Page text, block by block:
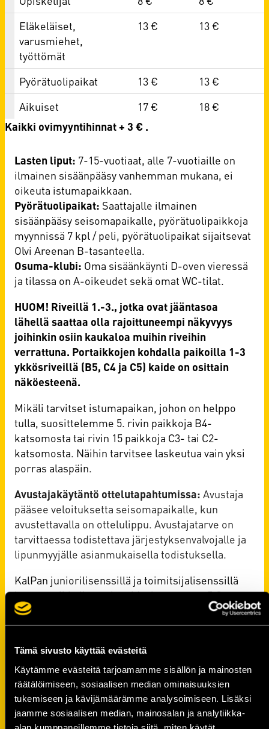
Tämä sivusto käyttää evästeitä
Käytämme evästeitä tarjoamamme sisällön ja mainosten
räätälöimiseen, sosiaalisen median ominaisuuksien
tukemiseen ja kävijämäärämme analysoimiseen. Lisäksi
jaamme sosiaalisen median, mainosalan ja analytiikka-
Eläkeläiset,
varusmiehet,
työttömät
13 € 13 €
Pyörätuolipaikat 13 €
13 €
Aikuiset
17 €
18 €
Kaikki ovimyyntihinnat + 3 € .
Lasten liput: 7-15-vuotiaat, alle 7-vuotiaille on
ilmainen sisäänpääsy vanhemman mukana, ei
oikeuta istumapaikkaan.
Pyörätuolipaikat: Saattajalle ilmainen
sisäänpääsy seisomapaikalle, pyörätuolipaikkoja
myynnissä 7 kpl / peli, pyörätuolipaikat sijaitsevat
Olvi Areenan B-tasanteella.
Osuma-klubi: Oma sisäänkäynti D-oven vieressä
ja tilassa on A-oikeudet sekä omat WC-tilat.
HUOM! Riveillä 1.-3., jotka ovat jääntasoa
lähellä saattaa olla rajoittuneempi näkyvyys
joihinkin osiin kaukaloa muihin riveihin
verrattuna. Portaikkojen kohdalla paikoilla 1-3
ykkösriveillä (B5, C4 ja C5) kaide on osittain
näköesteenä.
Mikäli tarvitset istumapaikan, johon on helppo
tulla, suosittelemme 5. rivin paikkoja B4-
katsomosta tai rivin 15 paikkoja C3- tai C2-
katsomosta. Näihin tarvitsee laskeutua vain yksi
porras alaspäin.
Avustajakäytäntö ottelutapahtumissa: Avustaja
pääsee veloituksetta seisomapaikalle, kun
avustettavalla on ottelulippu. Avustajatarve on
tarvittaessa todistettava järjestyksenvalvojalle ja
lipunmyyjälle asianmukaisella todistuksella.
KalPan juniorilisenssillä ja toimitsijalisenssillä
istumapaikkalippu ringside-katsomoon 5 €
ennakkoon (KalPan toimisto ja Ravintola
Pelimies), sekä ovelta. Seisomalippu
Vieraskannattajaryhmät voivat olla suoraan
yhteydessä toimistoon lippujen suhteen.
(kalpa@kalpa.fi)